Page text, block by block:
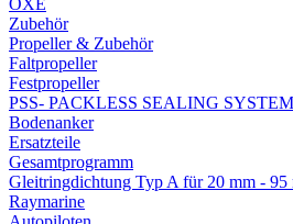
OXE
Zubehör
Propeller & Zubehör
Faltpropeller
Festpropeller
PSS- PACKLESS SEALING SYSTEM
Bodenanker
Ersatzteile
Gesamtprogramm
Gleitringdichtung Typ A für 20 mm - 95
Raymarine